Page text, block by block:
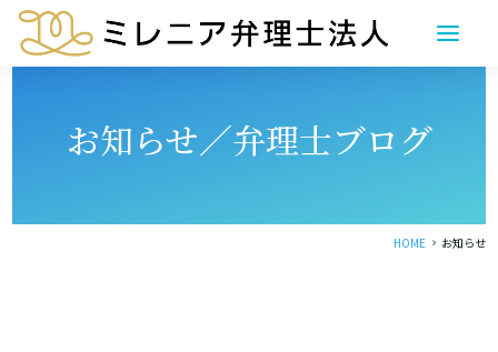
お知らせ／弁理士ブログ
HOME 5 お知らせ